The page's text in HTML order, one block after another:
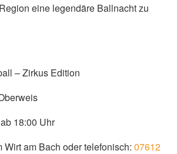
eine legendäre Ballnacht zu
– Zirkus Edition
18:00 Uhr
Wirt am Bach oder telefonisch: 07612